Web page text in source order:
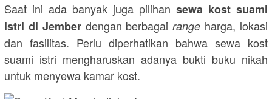
Saat ini ada banyak juga pilihan sewa kost suami
istri di Jemberdengan berbagairange harga, lokasi
dan fasilitas. Perlu diperhatikan bahwa sewa kost
suami istri mengharuskan adanya bukti buku nikah
untuk menyewa kamar kost.